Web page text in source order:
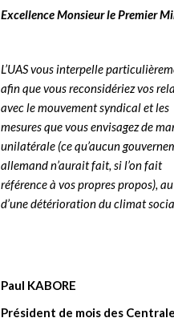
Excellence Monsieur le Premier
L’UAS vous interpelle
afin que vous reconsidériez vos
avec le mouvement syndical et les
mesures que vous envisagez de
unilatérale (ce qu’aucun
allemand n’aurait fait, si l’on fait
référence à vos propres propos),
d’une détérioration du climat
Paul KABORE
Président de mois des